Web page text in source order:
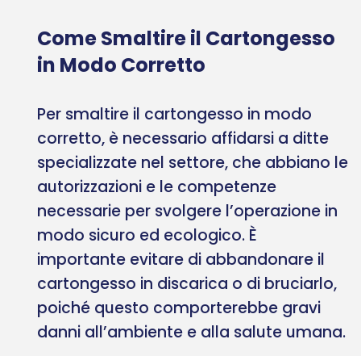
Come Smaltire il Cartongesso
in Modo Corretto
Per smaltire il cartongesso in modo
corretto, è necessario affidarsi a ditte
specializzate nel settore, che abbiano le
autorizzazioni e le competenze
necessarie per svolgere l’operazione in
modo sicuro ed ecologico. È
importante evitare di abbandonare il
cartongesso in discarica o di bruciarlo,
poiché questo comporterebbe gravi
danni all’ambiente e alla salute umana.